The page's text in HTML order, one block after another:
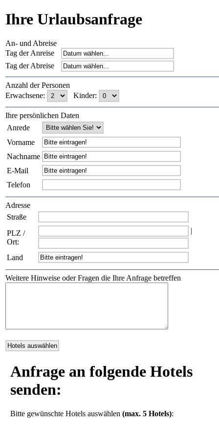
Ihre Urlaubsanfrage
An- und Abreise
Tag der Anreise
Tag der Abreise
Anzahl der Personen
Erwachsene:
Kinder:
Ihre persönlichen Daten
Anrede
Vorname
Nachname
E-Mail
Telefon
Adresse
Straße
PLZ /
Ort:
|
Land
Weitere Hinweise oder Fragen die Ihre Anfrage betreffen
Anfrage an folgende Hotels
senden:
Bitte gewünschte Hotels auswählen (max. 5 Hotels):